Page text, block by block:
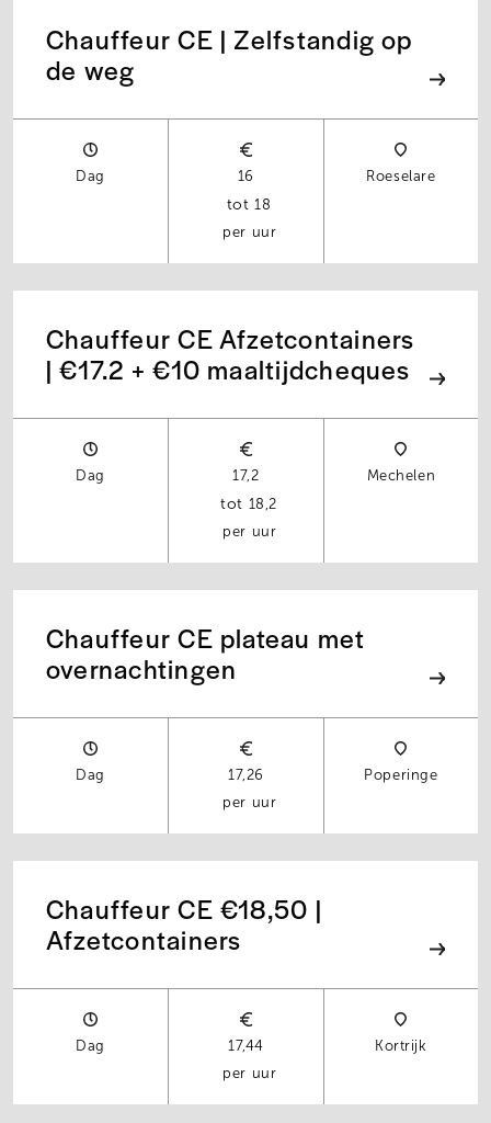
Chauffeur CE | Zelfstandig op
de weg
Dag
16
18
per uur
Roeselare
Chauffeur CE Afzetcontainers
| €17.2 + €10 maaltijdcheques
Dag
17,2
18,2
per uur
Mechelen
Chauffeur CE plateau met
overnachtingen
Dag
17,26
per uur
Poperinge
Chauffeur CE €18,50 |
Afzetcontainers
Dag
17,44
per uur
Kortrijk